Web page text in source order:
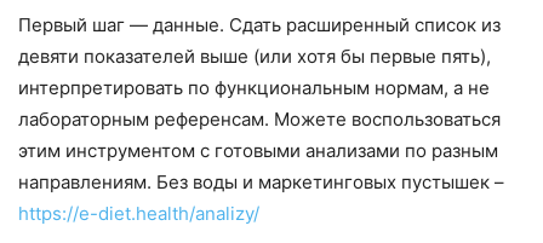
Первый шаг — данные. Сдать расширенный список из
девяти показателей выше (или хотя бы первые пять),
интерпретировать по функциональным нормам, а не
лабораторным референсам. Можете воспользоваться
этим инструментом с готовыми анализами по разным
направлениям. Без воды и маркетинговых пустышек –
https://e-diet.health/analizy/